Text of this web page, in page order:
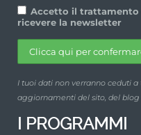
Accetto il trattamento
ricevere la newsletter
I tuoi dati non verranno ceduti
aggiornamenti del sito, del
I PROGRAMMI